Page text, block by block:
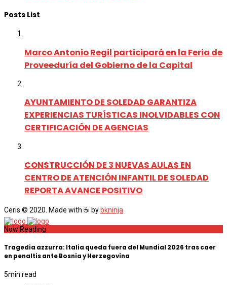
Posts List
Marco Antonio Regil participará en la Feria de
Proveeduría del Gobierno de la Capital
AYUNTAMIENTO DE SOLEDAD GARANTIZA
EXPERIENCIAS TURÍSTICAS INOLVIDABLES CON
CERTIFICACIÓN DE AGENCIAS
CONSTRUCCIÓN DE 3 NUEVAS AULAS EN
CENTRO DE ATENCIÓN INFANTIL DE SOLEDAD
REPORTA AVANCE POSITIVO
Ceris © 2020. Made with ☕ by bkninja
Now Reading
Tragedia azzurra: Italia queda fuera del Mundial 2026 tras caer
en penaltis ante Bosnia y Herzegovina
5min read